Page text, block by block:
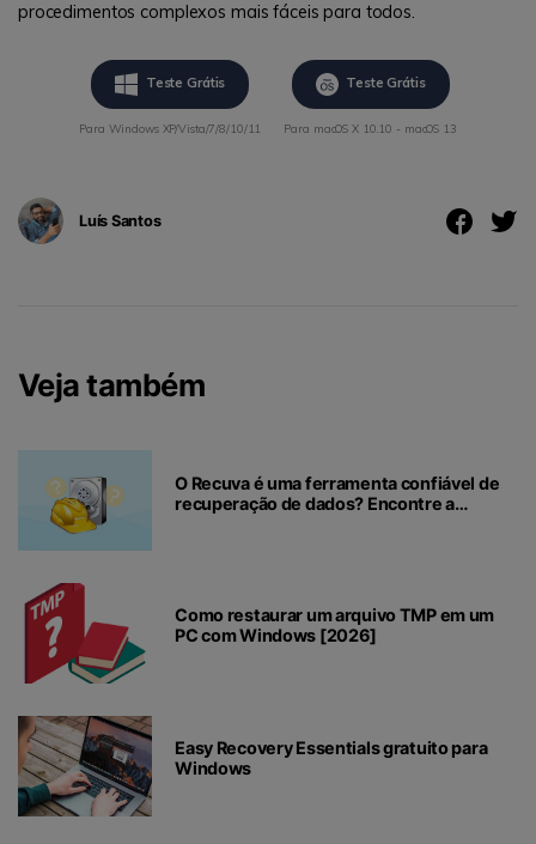
procedimentos complexos mais fáceis para todos.
Teste Grátis
Para Windows XP/Vista/7/8/10/11
Teste Grátis
Para macOS X 10.10 - macOS 13
Luís Santos
Veja também
O Recuva é uma ferramenta confiável de
recuperação de dados? Encontre a
Como restaurar um arquivo TMP em um
PC com Windows [2026]
Easy Recovery Essentials gratuito para
Windows